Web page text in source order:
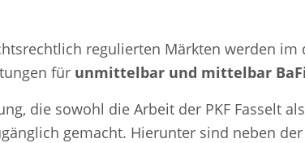
regulierten Märkten werden im
für unmittelbar und mittelbar
die sowohl die Arbeit der PKF Fasselt
gemacht. Hierunter sind neben